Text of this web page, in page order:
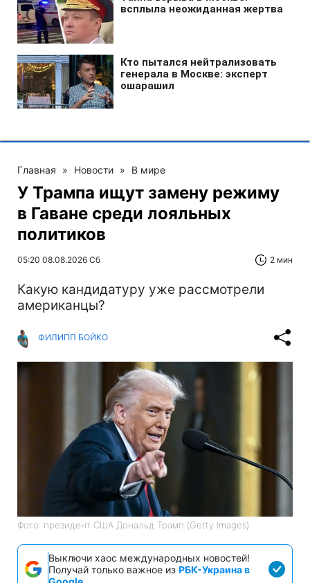
Главная » Новости » В мире
У Трампа ищут замену режиму
в Гаване среди лояльных
политиков
05:20 08.08.2026 Сб 2 мин
Какую кандидатуру уже рассмотрели
американцы?
ФИЛИПП БОЙКО
Фото: президент США Дональд Трамп (Getty Images)
Выключи хаос международных новостей!
Получай только важное из РБК-Украина в